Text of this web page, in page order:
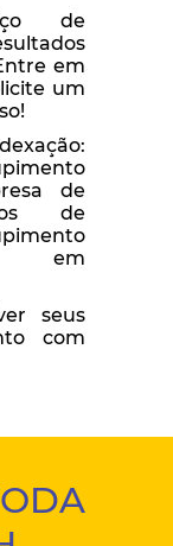
de
em
um
de
de
em
seus
com